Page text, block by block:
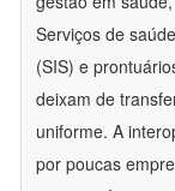
Serviços de
(SIS) e
deixam de
uniforme. A
por poucas